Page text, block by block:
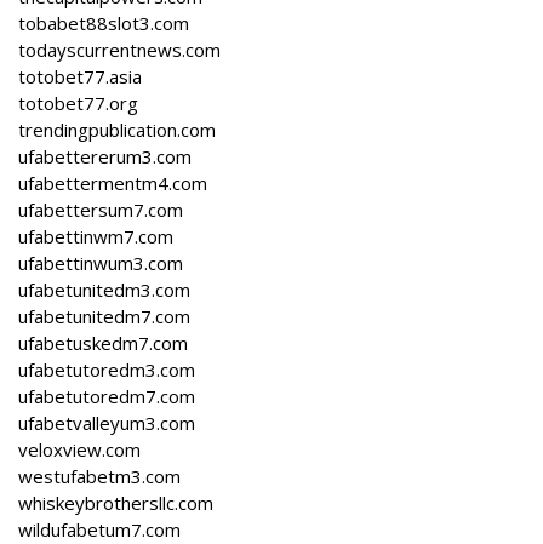
tobabet88slot3.com
todayscurrentnews.com
totobet77.asia
totobet77.org
trendingpublication.com
ufabettererum3.com
ufabettermentm4.com
ufabettersum7.com
ufabettinwm7.com
ufabettinwum3.com
ufabetunitedm3.com
ufabetunitedm7.com
ufabetuskedm7.com
ufabetutoredm3.com
ufabetutoredm7.com
ufabetvalleyum3.com
veloxview.com
westufabetm3.com
whiskeybrothersllc.com
wildufabetum7.com